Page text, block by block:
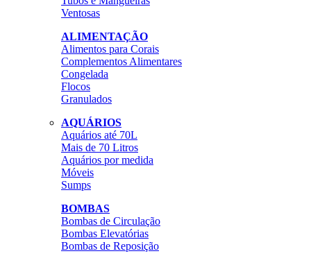
Ventosas
ALIMENTAÇÃO
Alimentos para Corais
Complementos Alimentares
Congelada
Flocos
Granulados
AQUÁRIOS
Aquários até 70L
Mais de 70 Litros
Aquários por medida
Móveis
Sumps
BOMBAS
Bombas de Circulação
Bombas Elevatórias
Bombas de Reposição